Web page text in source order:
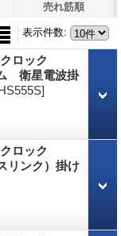
売れ筋順
表示件数:
ロック
衛星電波掛
ロック
リンク）掛け